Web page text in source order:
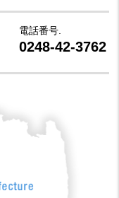
電話番号.
0248-42-3762